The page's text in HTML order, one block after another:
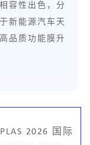
容性出色，分
新能源汽车天
品质功能膜升
2026 国际